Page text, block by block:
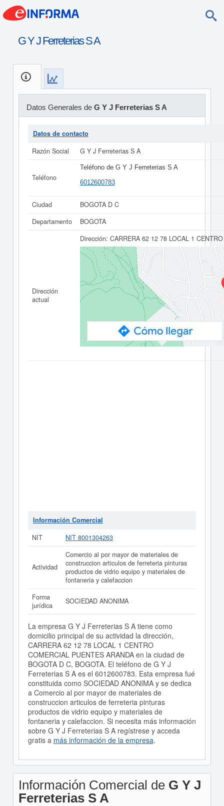
G Y J Ferreterias S A
Datos Generales de G Y J Ferreterias S A
Datos de contacto
Razón Social
G Y J Ferreterias S A
Teléfono
Teléfono de G Y J Ferreterias S A
6012600783
Ciudad
BOGOTA D C
Departamento
BOGOTA
Dirección
actual
Dirección: CARRERA 62 12 78 LOCAL 1
Información Comercial
NIT
NIT 8001304263
Actividad
Comercio al por mayor de materiales de
construccion articulos de ferreteria pinturas
productos de vidrio equipo y materiales de
fontaneria y calefaccion
Forma
jurídica
SOCIEDAD ANONIMA
La empresa G Y J Ferreterias S A tiene como
domicilio principal de su actividad la dirección,
CARRERA 62 12 78 LOCAL 1 CENTRO
COMERCIAL PUENTES ARANDA en la ciudad de
BOGOTA D C, BOGOTA. El teléfono de G Y J
Ferreterias S A es el 6012600783. Esta empresa fué
constituida como SOCIEDAD ANONIMA y se dedica
a Comercio al por mayor de materiales de
construccion articulos de ferreteria pinturas
productos de vidrio equipo y materiales de
fontaneria y calefaccion. Si necesita más información
sobre G Y J Ferreterias S A regístrese y acceda
gratis a más información de la empresa.
Información Comercial de G Y J
Ferreterias S A